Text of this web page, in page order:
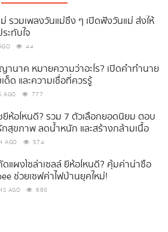
รวมเพลงวันแม่ซึ้ง ๆ เปิดฟังวันแม่ ส่งให้
ะทับใจ
44
นาค หมายความว่าอะไร? เปิดคำทำนาย
ด็ด และความเชื่อที่ควรรู้
AGO 777
ห้อไหนดี? รวม 7 ตัวเลือกยอดนิยม ตอบ
สุขภาพ ลดน้ำหนัก และสร้างกล้ามเนื้อ
AGO 574
แผงโซล่าเซลล์ ยี่ห้อไหนดี? คุ้มค่าน่าซื้อ
ช่วยเซฟค่าไฟบ้านยุคใหม่!
AGO 660